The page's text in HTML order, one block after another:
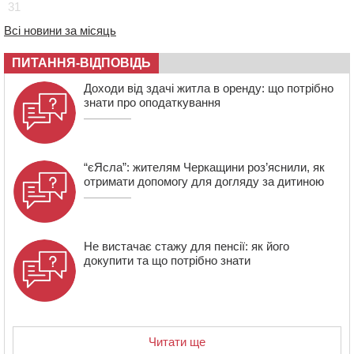
08:11 Вчителька зі Сміли увійшла до півфіналу Global
Teacher Prize Ukraine 2026
07:29 По 5 тисяч гривень на підготовку до школи: як
оформити “Пакунок школяра”
31
Всі новини за місяць
ПИТАННЯ-ВІДПОВІДЬ
Доходи від здачі житла в оренду: що потрібно
знати про оподаткування
“єЯсла”: жителям Черкащини роз’яснили, як
отримати допомогу для догляду за дитиною
Не вистачає стажу для пенсії: як його
докупити та що потрібно знати
Читати ще